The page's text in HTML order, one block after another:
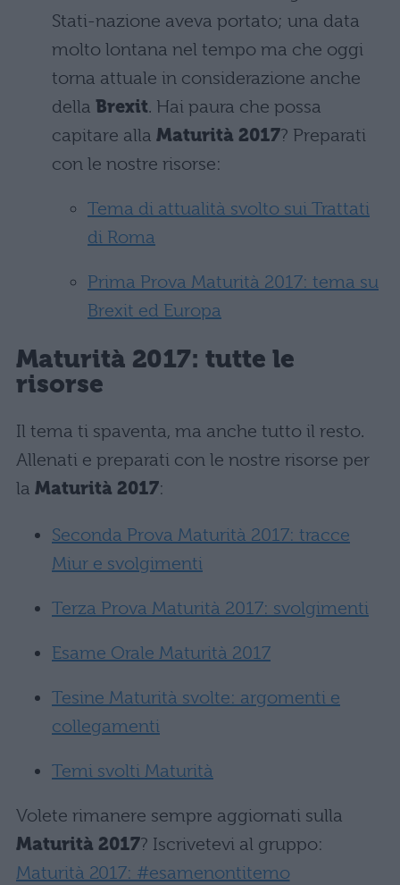
Stati-nazione aveva portato; una data
molto lontana nel tempo ma che oggi
torna attuale in considerazione anche
della Brexit. Hai paura che possa
capitare alla Maturità 2017? Preparati
con le nostre risorse:
Tema di attualità svolto sui Trattati
di Roma
Prima Prova Maturità 2017: tema su
Brexit ed Europa
Maturità 2017: tutte le
risorse
Il tema ti spaventa, ma anche tutto il resto.
Allenati e preparati con le nostre risorse per
la Maturità 2017:
Seconda Prova Maturità 2017: tracce
Miur e svolgimenti
Terza Prova Maturità 2017: svolgimenti
Esame Orale Maturità 2017
Tesine Maturità svolte: argomenti e
collegamenti
Temi svolti Maturità
Volete rimanere sempre aggiornati sulla
Maturità 2017? Iscrivetevi al gruppo:
Maturità 2017: #esamenontitemo